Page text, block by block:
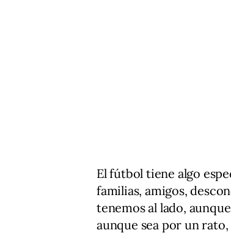
El fútbol tiene algo
familias, amigos,
tenemos al lado,
aunque sea por un